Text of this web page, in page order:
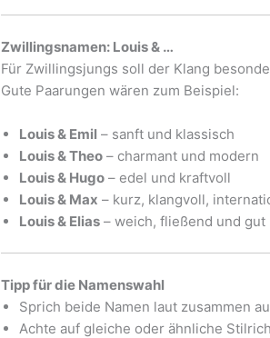
Zwillingsnamen: Louis & …
Für Zwillingsjungs soll der Klang
Gute Paarungen wären zum Beispiel:
Louis & Emil – sanft und klassisch
Louis & Theo – charmant und modern
Louis & Hugo – edel und kraftvoll
Louis & Max – kurz, klangvoll,
Louis & Elias – weich, fließend und
Tipp für die Namenswahl
Sprich beide Namen laut zusammen
Achte auf gleiche oder ähnliche